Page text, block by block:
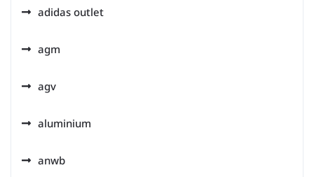
adidas outlet
agm
agv
aluminium
anwb